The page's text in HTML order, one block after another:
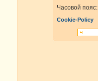
Часовой пояс:
Cookie-Policy